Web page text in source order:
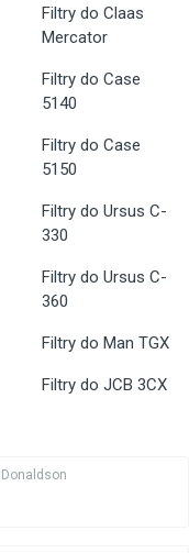
Filtry do Claas
Mercator
Filtry do Case
5140
Filtry do Case
5150
Filtry do Ursus C-
330
Filtry do Ursus C-
360
Filtry do Man TGX
Filtry do JCB 3CX
Donaldson